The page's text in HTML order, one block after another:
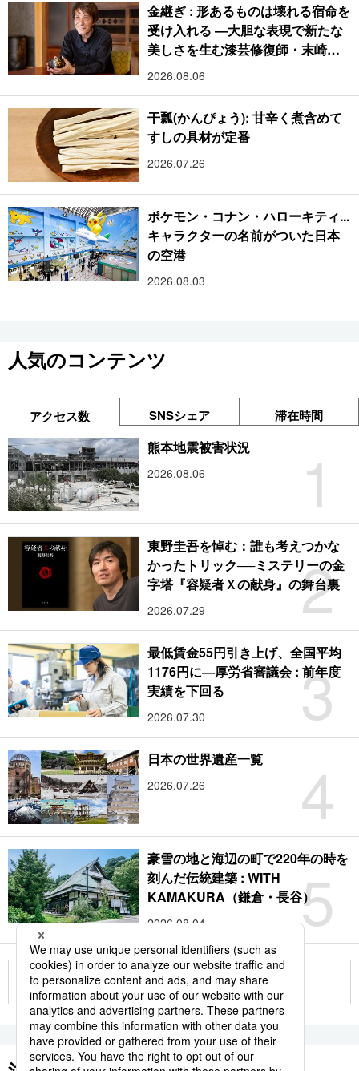
金継ぎ : 形あるものは壊れる宿命を
受け入れる ―大胆な表現で新たな
美しさを生む漆芸修復師・末崎広
樹
2026.08.06
干瓢(かんぴょう): 甘辛く煮含めて
すしの具材が定番
2026.07.26
ポケモン・コナン・ハローキティ...
キャラクターの名前がついた日本
の空港
2026.08.03
人気のコンテンツ
アクセス数 SNSシェア 滞在時間
1
熊本地震被害状況
2026.08.06
2
東野圭吾を悼む：誰も考えつかな
かったトリック──ミステリーの金
字塔『容疑者Ｘの献身』の舞台裏
2026.07.29
3
最低賃金55円引き上げ、全国平均
1176円に―厚労省審議会 : 前年度
実績を下回る
2026.07.30
4
日本の世界遺産一覧
2026.07.26
5
豪雪の地と海辺の町で220年の時を
刻んだ伝統建築 : WITH
KAMAKURA（鎌倉・長谷）
2026.08.04
もっと見る